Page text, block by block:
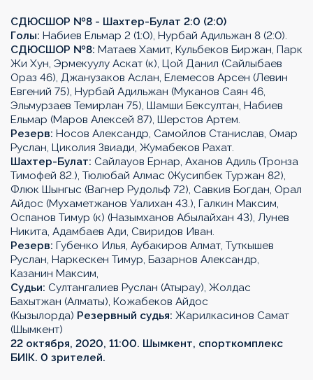
СДЮСШОР №8 - Шахтер-Булат 2:0 (2:0)
Голы: Набиев Ельмар 2 (1:0), Нурбай Адильжан 8 (2:0).
СДЮСШОР №8: Матаев Хамит, Кульбеков Биржан, Парк
Жи Хун, Эрмекуулу Аскат (к), Цой Данил (Сайлыбаев
Ораз 46), Джанузаков Аслан, Елемесов Арсен (Левин
Евгений 75), Нурбай Адильжан (Муканов Саян 46,
Эльмурзаев Темирлан 75), Шамши Бексултан, Набиев
Ельмар (Маров Алексей 87), Шерстов Артем.
Резерв: Носов Александр, Самойлов Станислав, Омар
Руслан, Циколия Звиади, Жумабеков Рахат.
Шахтер-Булат: Сайлауов Ернар, Аханов Адиль (Тронза
Тимофей 82.), Тюлюбай Алмас (Жусипбек Туржан 82),
Флюк Шынгыс (Вагнер Рудольф 72), Савкив Богдан, Орал
Айдос (Мухаметжанов Уалихан 43.), Галкин Максим,
Оспанов Тимур (к) (Назымханов Абылайхан 43), Лунев
Никита, Адамбаев Ади, Свиридов Иван.
Резерв: Губенко Илья, Аубакиров Алмат, Туткышев
Руслан, Наркескен Тимур, Базарнов Александр,
Казанин Максим,
Судьи: Султангалиев Руслан (Атырау), Жолдас
Бахытжан (Алматы), Кожабеков Айдос
(Кызылорда) Резервный судья: Жарилкасинов Самат
(Шымкент)
22 октября, 2020, 11:00. Шымкент, спорткомплекс
БИIК. 0 зрителей.